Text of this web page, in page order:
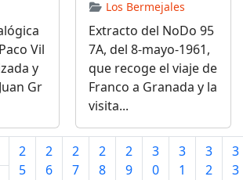
Vil
y
Gr
Los Bermejales
Extracto del NoDo 95
7A, del 8-mayo-1961,
que recoge el viaje de
Franco a Granada y la
visita...
2
5
2
6
2
7
2
8
2
9
3
0
3
1
3
2
3
3